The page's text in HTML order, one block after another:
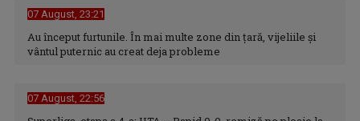
07 August, 23:21
Au început furtunile. În mai multe zone din țară, vijeliile și
vântul puternic au creat deja probleme
07 August, 22:56